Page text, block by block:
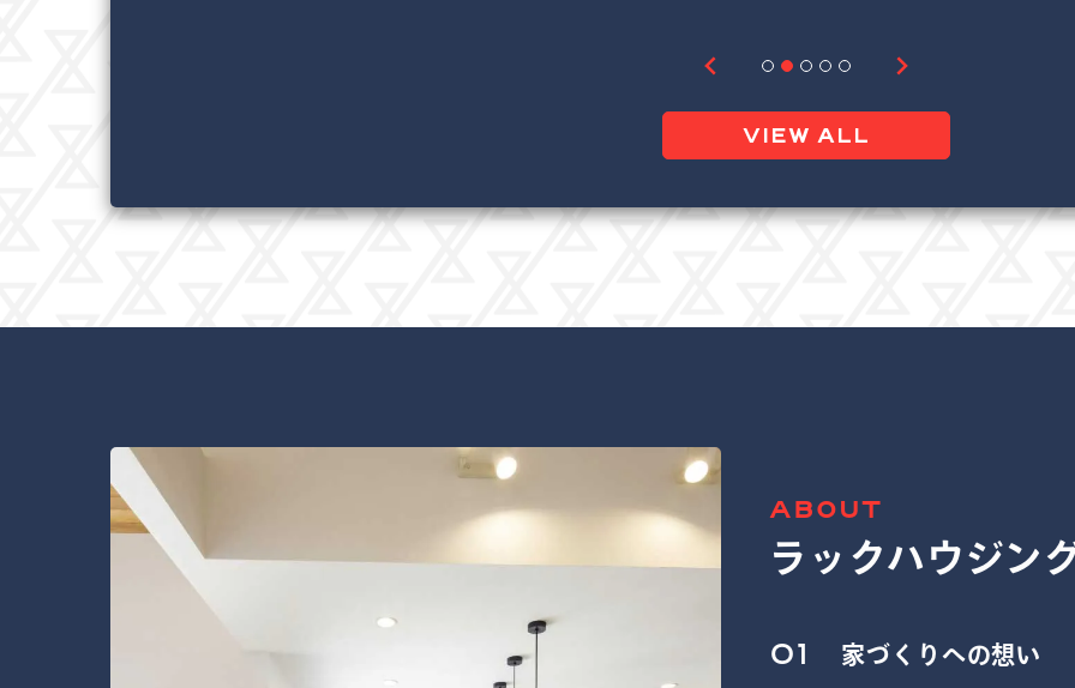
VIEW ALL
ABOUT
ラックハウジン
01 家づくりへの想い